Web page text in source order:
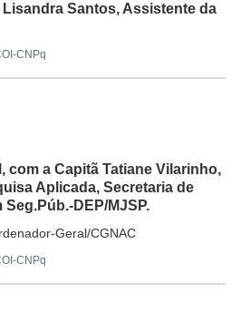
Lisandra Santos, Assistente da
CNPq
com a Capitã Tatiane Vilarinho,
Aplicada, Secretaria de
DEP/MJSP.
Geral/CGNAC
CNPq